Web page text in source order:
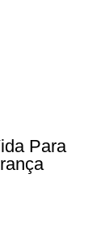
Para